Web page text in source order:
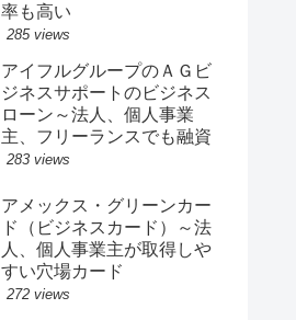
率も高い
285 views
アイフルグループのＡＧビ
ジネスサポートのビジネス
ローン～法人、個人事業
主、フリーランスでも融資
283 views
アメックス・グリーンカー
ド（ビジネスカード）～法
人、個人事業主が取得しや
すい穴場カード
272 views